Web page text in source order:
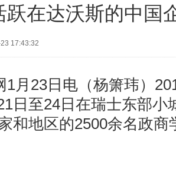
跃在达沃斯的中国
17:43:32
1月23日电（杨箫玮）
日至24日在瑞士东部小
和地区的2500余名政